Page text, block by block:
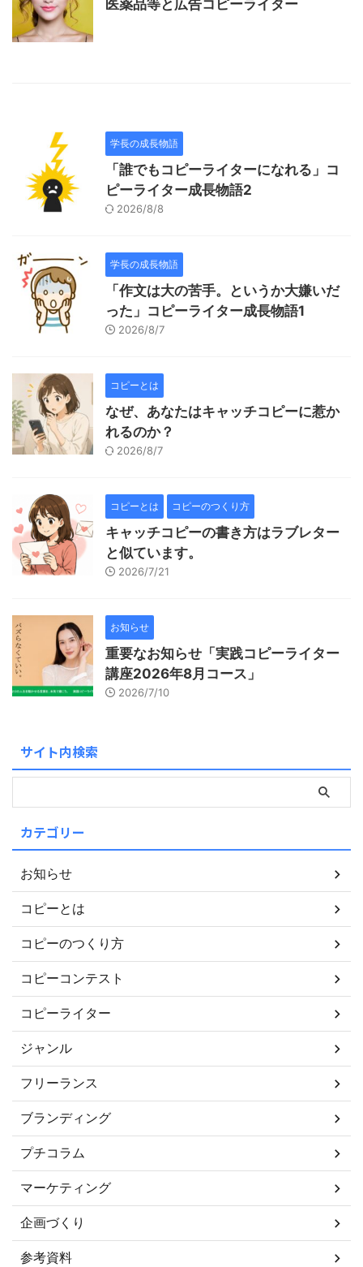
医薬品等と広告コピーライター
学長の成長物語
「誰でもコピーライターになれる」コ
ピーライター成長物語2
2026/8/8
学長の成長物語
「作文は大の苦手。というか大嫌いだ
った」コピーライター成長物語1
2026/8/7
コピーとは
なぜ、あなたはキャッチコピーに惹か
れるのか？
2026/8/7
コピーとは コピーのつくり方
キャッチコピーの書き方はラブレター
と似ています。
2026/7/21
お知らせ
重要なお知らせ「実践コピーライター
講座2026年8月コース」
2026/7/10
サイト内検索
カテゴリー
お知らせ
コピーとは
コピーのつくり方
コピーコンテスト
コピーライター
ジャンル
フリーランス
ブランディング
プチコラム
マーケティング
企画づくり
参考資料